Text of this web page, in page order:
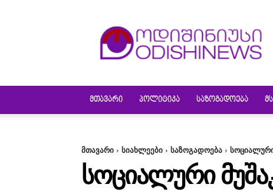
ᲛᲗᲐᲕᲐᲠᲘ ᲞᲝᲚᲘᲢᲘᲙᲐ ᲡᲐᲖᲝᲒᲐᲓᲝᲔᲑᲐ
მთავარი სიახლეები საზოგადოება
ᲡᲝᲪᲘᲐᲚᲣᲠᲘ